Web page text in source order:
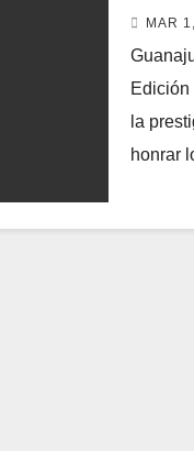
MAR
Edición
la
honrar